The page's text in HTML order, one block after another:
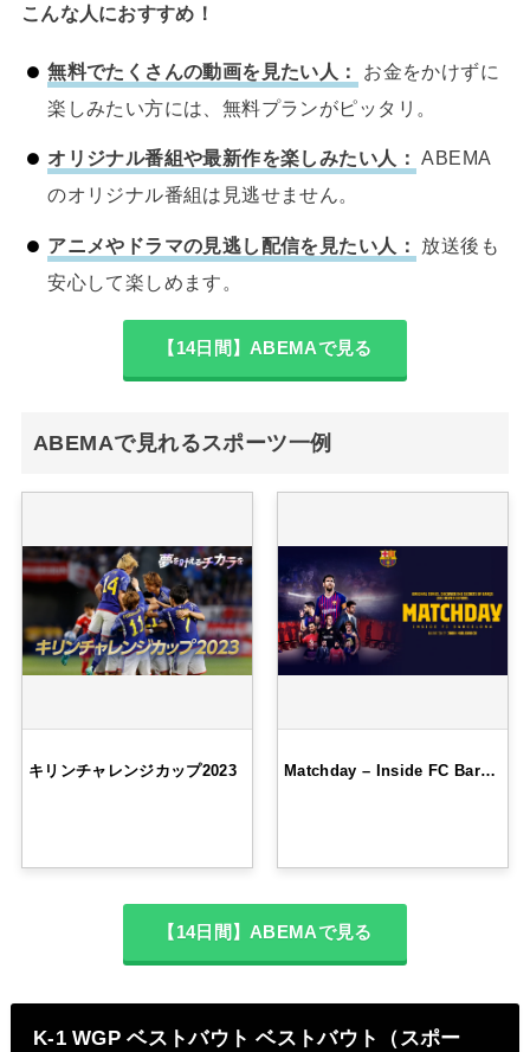
こんな人におすすめ！
無料でたくさんの動画を見たい人：
お金をかけずに
楽しみたい方には、無料プランがピッタリ。
オリジナル番組や最新作を楽しみたい人： ABEMA
のオリジナル番組は見逃せません。
アニメやドラマの見逃し配信を見たい人：
放送後も
安心して楽しめます。
【14日間】ABEMAで見る
ABEMAで見れるスポーツ一例
キリンチャレンジカップ2023 Matchday – Inside FC Bar…
【14日間】ABEMAで見る
K-1 WGP ベストバウト ベストバウト（スポー